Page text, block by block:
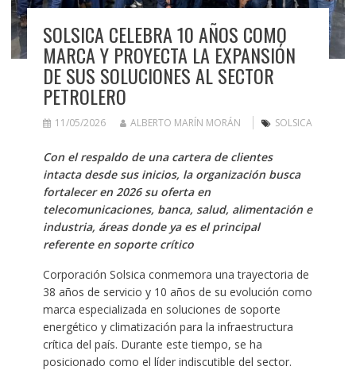
SOLSICA CELEBRA 10 AÑOS COMO
MARCA Y PROYECTA LA EXPANSIÓN
DE SUS SOLUCIONES AL SECTOR
PETROLERO
11/05/2026 ALBERTO MARÍN MORÁN SOLSICA
Con el respaldo de una cartera de clientes
intacta desde sus inicios, la organización busca
fortalecer en 2026 su oferta en
telecomunicaciones, banca, salud, alimentación e
industria, áreas donde ya es el principal
referente en soporte crítico
Corporación Solsica conmemora una trayectoria de
38 años de servicio y 10 años de su evolución como
marca especializada en soluciones de soporte
energético y climatización para la infraestructura
crítica del país. Durante este tiempo, se ha
posicionado como el líder indiscutible del sector.